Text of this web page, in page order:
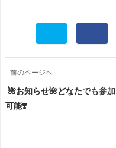
前のページへ
🌺お知らせ🌺どなたでも参加
可能❣️